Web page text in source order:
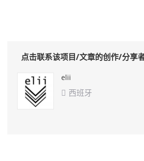
点击联系该项目/文章的创作/分享
elii
 西班牙